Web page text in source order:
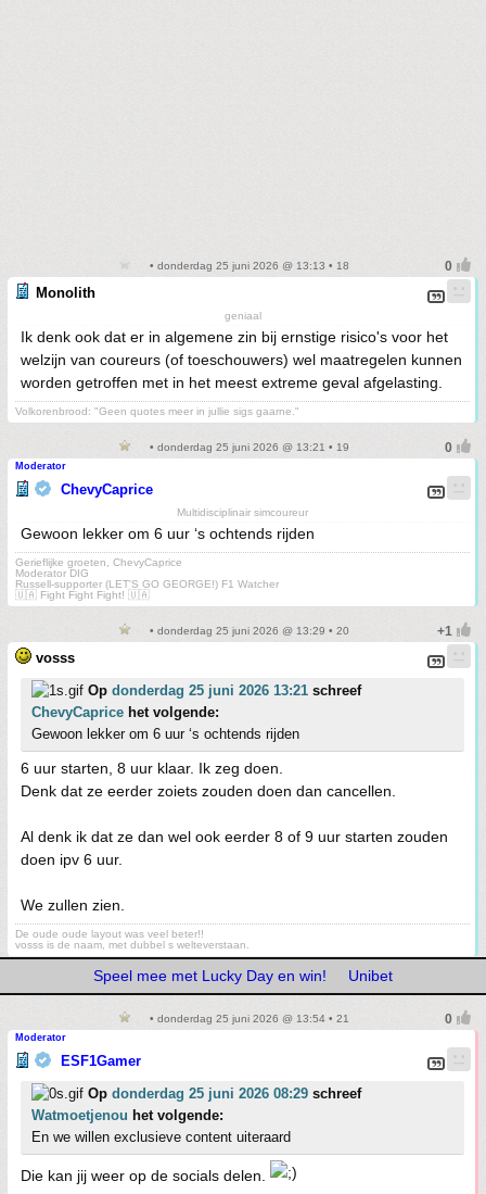
• donderdag 25 juni 2026 @ 13:13 • 18
Monolith
geniaal
Ik denk ook dat er in algemene zin bij ernstige risico's voor het
welzijn van coureurs (of toeschouwers) wel maatregelen kunnen
worden getroffen met in het meest extreme geval afgelasting.
Volkorenbrood: "Geen quotes meer in jullie sigs gaarne."
• donderdag 25 juni 2026 @ 13:21 • 19
Moderator
ChevyCaprice
Multidisciplinair simcoureur
Gewoon lekker om 6 uur ‘s ochtends rijden
Gerieflijke groeten, ChevyCaprice
Moderator DIG
Russell-supporter (LET'S GO GEORGE!) F1 Watcher
🇺🇦 Fight Fight Fight! 🇺🇦
• donderdag 25 juni 2026 @ 13:29 • 20
vosss
Op donderdag 25 juni 2026 13:21 schreef
ChevyCaprice het volgende:
Gewoon lekker om 6 uur ‘s ochtends rijden
6 uur starten, 8 uur klaar. Ik zeg doen.
Denk dat ze eerder zoiets zouden doen dan cancellen.
Al denk ik dat ze dan wel ook eerder 8 of 9 uur starten zouden
doen ipv 6 uur.
We zullen zien.
De oude oude layout was veel beter!!
vosss is de naam, met dubbel s welteverstaan.
Speel mee met Lucky Day en win! Unibet
• donderdag 25 juni 2026 @ 13:54 • 21
Moderator
ESF1Gamer
Op donderdag 25 juni 2026 08:29 schreef
Watmoetjenou het volgende:
En we willen exclusieve content uiteraard
Die kan jij weer op de socials delen.